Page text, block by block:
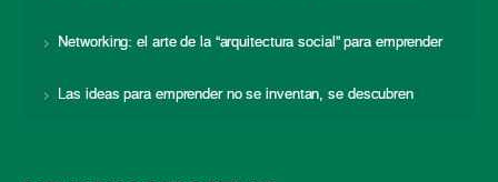
Networking: el arte de la “arquitectura social” para emprender
Las ideas para emprender no se inventan, se descubren